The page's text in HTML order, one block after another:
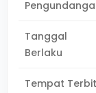
Tanggal
Berlaku
Tempat Terbit